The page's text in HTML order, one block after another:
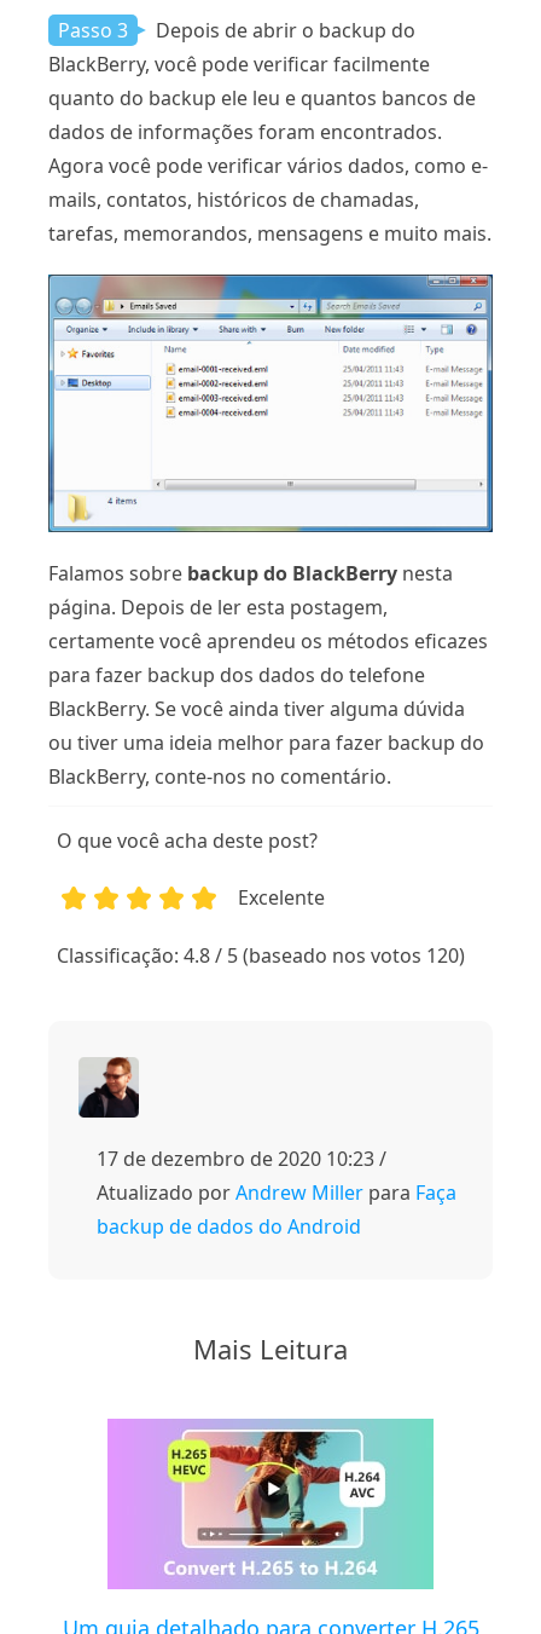
Passo 3
Depois de abrir o backup do
BlackBerry, você pode verificar facilmente
quanto do backup ele leu e quantos bancos de
dados de informações foram encontrados.
Agora você pode verificar vários dados, como e-
mails, contatos, históricos de chamadas,
tarefas, memorandos, mensagens e muito mais.
Falamos sobre backup do BlackBerry nesta
página. Depois de ler esta postagem,
certamente você aprendeu os métodos eficazes
para fazer backup dos dados do telefone
BlackBerry. Se você ainda tiver alguma dúvida
ou tiver uma ideia melhor para fazer backup do
BlackBerry, conte-nos no comentário.
O que você acha deste post?
Excelente
Classificação: 4.8 / 5 (baseado nos votos 120)
17 de dezembro de 2020 10:23 /
Atualizado porAndrew Miller para Faça
backup de dados do Android
Mais Leitura
Um guia detalhado para converter H.265